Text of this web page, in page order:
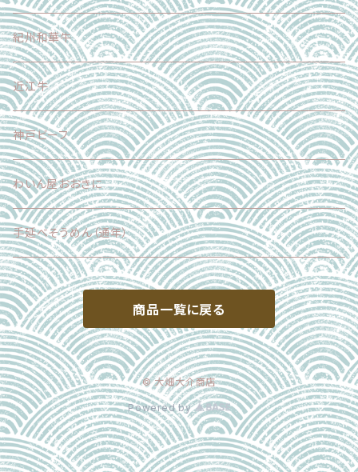
調味料
その他
加工品
紀州和華牛
近江牛
神戸ビーフ
わいん屋おおきに
手延べそうめん（通年）
商品一覧に戻る
© 大畑大介商店
Powered by